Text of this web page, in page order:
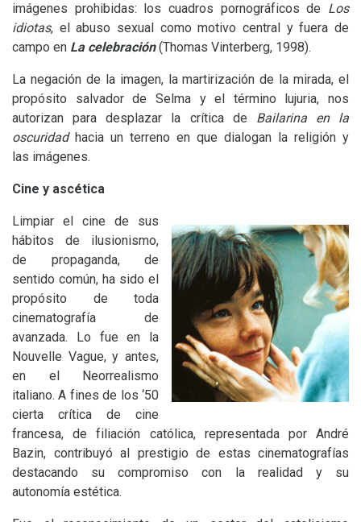
imágenes prohibidas: los cuadros pornográficos de Los
idiotas, el abuso sexual como motivo central y fuera de
campo en La celebración(Thomas Vinterberg, 1998).
La negación de la imagen, la martirización de la mirada, el
propósito salvador de Selma y el término lujuria, nos
autorizan para desplazar la crítica de Bailarina en la
oscuridadhacia un terreno en que dialogan la religión y
las imágenes.
Cine y ascética
Limpiar el cine de sus
hábitos de ilusionismo,
de propaganda, de
sentido común, ha sido el
propósito de toda
cinematografía de
avanzada. Lo fue en la
Nouvelle Vague, y antes,
en el Neorrealismo
italiano. A fines de los ‘50
cierta crítica de cine
francesa, de filiación católica, representada por André
Bazin, contribuyó al prestigio de estas cinematografías
destacando su compromiso con la realidad y su
autonomía estética.